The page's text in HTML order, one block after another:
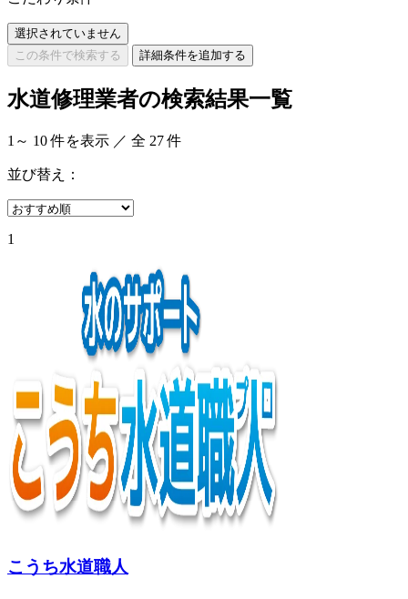
選択されていません
この条件で検索する
詳細条件を追加する
水道修理業者の検索結果一覧
1 ～ 10 件を表示 ／ 全 27件
並び替え：
1
こうち水道職人